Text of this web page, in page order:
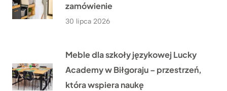
zamówienie
30 lipca 2026
Meble dla szkoły językowej Lucky
Academy w Biłgoraju – przestrzeń,
która wspiera naukę